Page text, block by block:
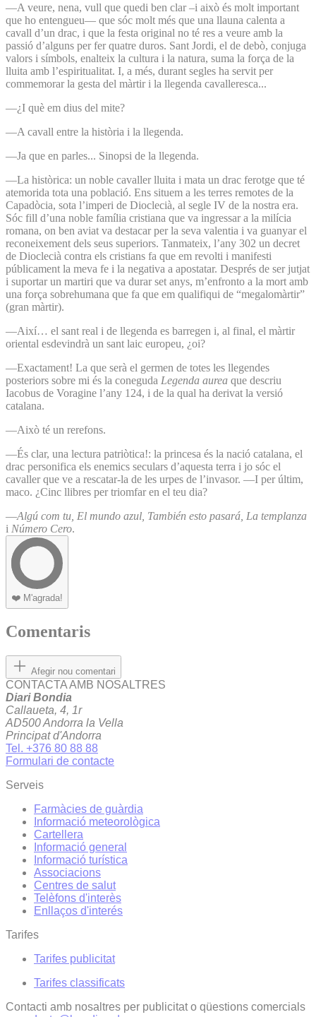
—A veure, nena, vull que quedi ben clar –i això és molt important
que ho entengueu— que sóc molt més que una llauna calenta a
cavall d’un drac, i que la festa original no té res a veure amb la
passió d’alguns per fer quatre duros. Sant Jordi, el de debò, conjuga
valors i símbols, enalteix la cultura i la natura, suma la força de la
lluita amb l’espiritualitat. I, a més, durant segles ha servit per
commemorar la gesta del màrtir i la llegenda cavalleresca...
—¿I què em dius del mite?
—A cavall entre la història i la llegenda.
—Ja que en parles... Sinopsi de la llegenda.
—La històrica: un noble cavaller lluita i mata un drac ferotge que té
atemorida tota una població. Ens situem a les terres remotes de la
Capadòcia, sota l’imperi de Dioclecià, al segle IV de la nostra era.
Sóc fill d’una noble família cristiana que va ingressar a la milícia
romana, on ben aviat va destacar per la seva valentia i va guanyar el
reconeixement dels seus superiors. Tanmateix, l’any 302 un decret
de Dioclecià contra els cristians fa que em revolti i manifesti
públicament la meva fe i la negativa a apostatar. Després de ser jutjat
i suportar un martiri que va durar set anys, m’enfronto a la mort amb
una força sobrehumana que fa que em qualifiqui de “megalomàrtir”
(gran màrtir).
—Així… el sant real i de llegenda es barregen i, al final, el màrtir
oriental esdevindrà un sant laic europeu, ¿oi?
—Exactament! La que serà el germen de totes les llegendes
posteriors sobre mi és la coneguda Legenda aurea que descriu
Iacobus de Voragine l’any 124, i de la qual ha derivat la versió
catalana.
—Això té un rerefons.
—És clar, una lectura patriòtica!: la princesa és la nació catalana, el
drac personifica els enemics seculars d’aquesta terra i jo sóc el
cavaller que ve a rescatar-la de les urpes de l’invasor. —I per últim,
maco. ¿Cinc llibres per triomfar en el teu dia?
—Algú com tu, El mundo azul, También esto pasará, La templanza
i Número Cero.
❤️ M'agrada!
Comentaris
Afegir nou comentari
CONTACTA AMB NOSALTRES
Diari Bondia
Callaueta, 4, 1r
AD500 Andorra la Vella
Principat d'Andorra
Tel. +376 80 88 88
Formulari de contacte
Serveis
Farmàcies de guàrdia
Informació meteorològica
Cartellera
Informació general
Informació turística
Associacions
Centres de salut
Telèfons d'interès
Enllaços d'interés
Tarifes
Tarifes publicitat
Tarifes classificats
Contacti amb nosaltres per publicitat o qüestions comercials